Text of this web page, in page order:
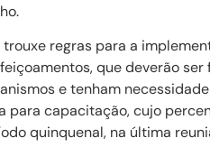
trouxe regras para a
que deverão
e tenham
para capacitação, cujo
quinquenal, na última